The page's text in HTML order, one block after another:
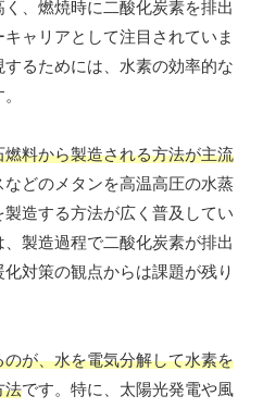
、燃焼時に二酸化炭素を排出
ャリアとして注目されていま
るためには、水素の効率的な
料から製造される方法が主流
どのメタンを高温高圧の水蒸
造する方法が広く普及してい
製造過程で二酸化炭素が排出
対策の観点からは課題が残り
が、水を電気分解して水素を
法です。特に、太陽光発電や風